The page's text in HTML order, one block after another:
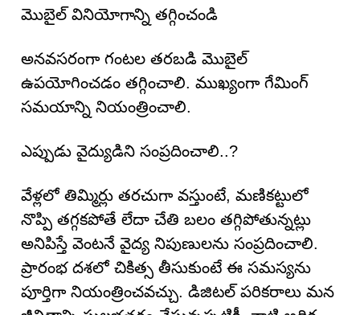
మొబైల్ వినియోగాన్ని తగ్గించండి
అనవసరంగా గంటల తరబడి మొబైల్
ఉపయోగించడం తగ్గించాలి. ముఖ్యంగా గేమింగ్
సమయాన్ని నియంత్రించాలి.
ఎప్పుడు వైద్యుడిని సంప్రదించాలి..?
వేళ్లలో తిమ్మిర్లు తరచుగా వస్తుంటే, మణికట్టులో
నొప్పి తగ్గకపోతే లేదా చేతి బలం తగ్గిపోతున్నట్లు
అనిపిస్తే వెంటనే వైద్య నిపుణులను సంప్రదించాలి.
ప్రారంభ దశలో చికిత్స తీసుకుంటే ఈ సమస్యను
పూర్తిగా నియంత్రించవచ్చు. డిజిటల్ పరికరాలు మన